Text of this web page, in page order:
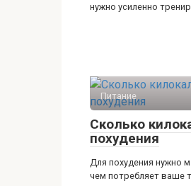
нужно усиленно
Питание
Сколько
похудения
Для похудения нужно
чем потребляет ваше